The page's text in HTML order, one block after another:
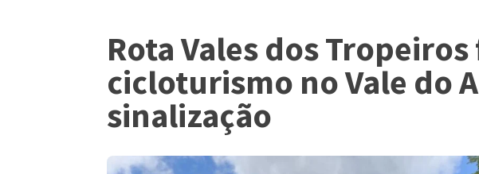
Rota Vales dos
cicloturismo no Vale do
sinalização